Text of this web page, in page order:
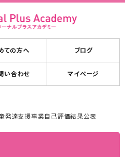
ての方へ ブログ
い合わせ マイページ
達支援事業自己評価結果公表